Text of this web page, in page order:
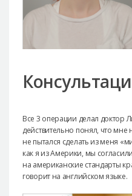
Все 3 операции делал
действительно понял, что
не пытался сделать из меня
как я из Америки, мы
на американские стандарты
говорит на английском языке.